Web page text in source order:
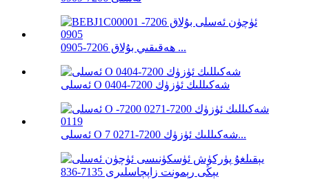
ھەقىقىي بۇلاق 7206-0905 ...
ئەسلى O شەكىللىك ئۈزۈك 7200-0404
ئەسلى O شەكىللىك ئۈزۈك 7200-0271 7...